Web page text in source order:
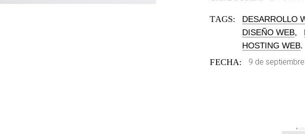
TAGS:
DESARROLLO
DISEÑO WEB
HOSTING WEB
FECHA: 9 de